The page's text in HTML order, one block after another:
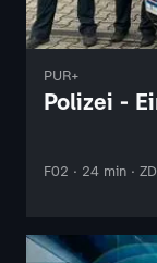
PUR+
Polizei -
F02 · 24 min ·